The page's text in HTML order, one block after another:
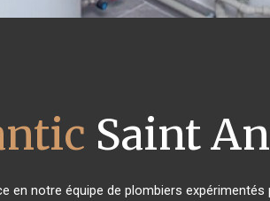
Saint
en notre équipe de plombiers